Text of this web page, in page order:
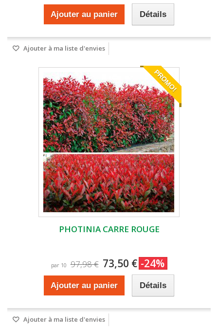
Ajouter au panier Détails
Ajouter à ma liste d'envies
PROMO!
PHOTINIA CARRE ROUGE
par 10 97,98 € 73,50 € -24%
Ajouter au panier Détails
Ajouter à ma liste d'envies